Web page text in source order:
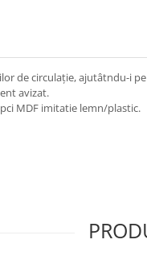
de circulație, ajutâtndu-i pe
avizat.
MDF imitatie lemn/plastic.